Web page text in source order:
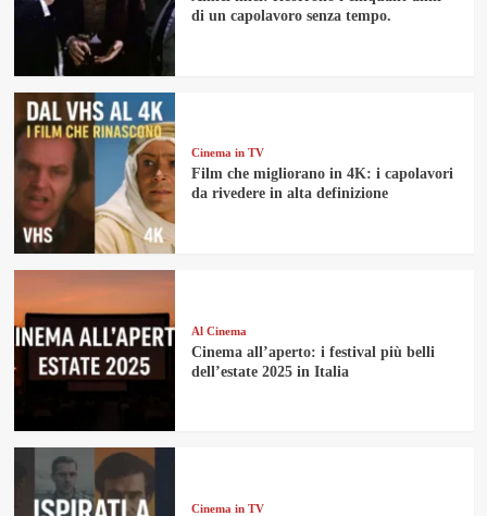
di un capolavoro senza tempo.
Cinema in TV
Film che migliorano in 4K: i capolavori
da rivedere in alta definizione
Al Cinema
Cinema all’aperto: i festival più belli
dell’estate 2025 in Italia
Cinema in TV